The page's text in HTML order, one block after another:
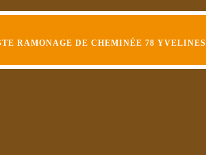
RAMONAGE DE CHEMINÉE 78 YVELINES